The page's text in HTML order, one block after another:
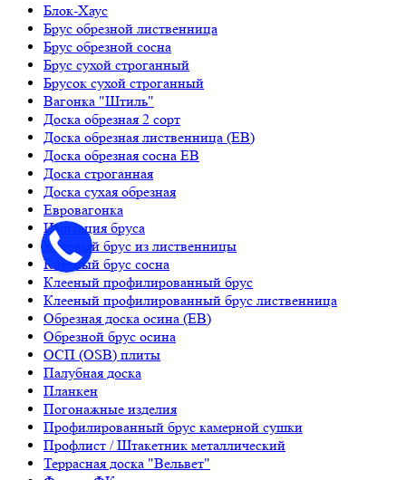
Блок-Хаус
Брус обрезной лиственница
Брус обрезной сосна
Брус сухой строганный
Брусок сухой строганный
Вагонка "Штиль"
Доска обрезная 2 сорт
Доска обрезная лиственница (ЕВ)
Доска обрезная сосна ЕВ
Доска строганная
Доска сухая обрезная
Евровагонка
Имитация бруса
Клееный брус из лиственницы
Клееный брус сосна
Клееный профилированный брус
Клееный профилированный брус лиственница
Обрезная доска осина (ЕВ)
Обрезной брус осина
ОСП (OSB) плиты
Палубная доска
Планкен
Погонажные изделия
Профилированный брус камерной сушки
Профлист / Штакетник металлический
Террасная доска "Вельвет"